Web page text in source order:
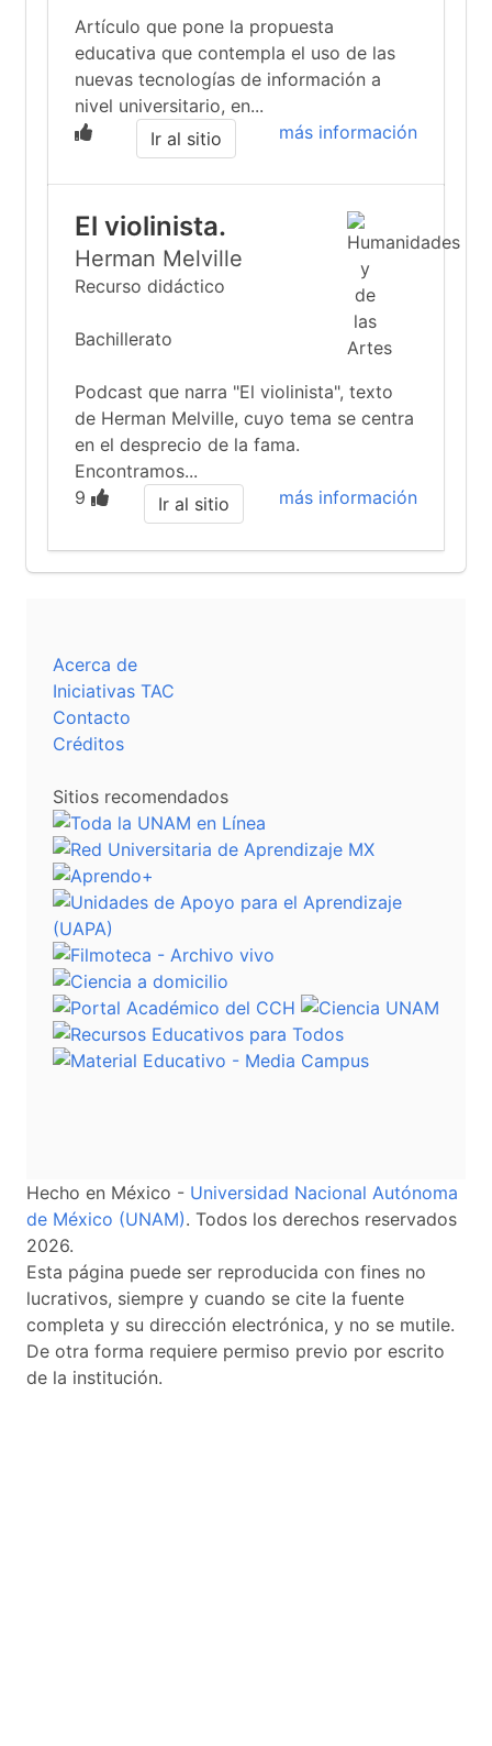
Artículo que pone la propuesta
educativa que contempla el uso de las
nuevas tecnologías de información a
nivel universitario, en...
más información
Ir al sitio
El violinista.
Herman Melville
Recurso didáctico
Bachillerato
Podcast que narra "El violinista", texto
de Herman Melville, cuyo tema se centra
en el desprecio de la fama.
Encontramos...
9
más información
Ir al sitio
Acerca de
Iniciativas TAC
Contacto
Créditos
Sitios recomendados
Hecho en México - Universidad Nacional Autónoma
de México (UNAM). Todos los derechos reservados
2026.
Esta página puede ser reproducida con fines no
lucrativos, siempre y cuando se cite la fuente
completa y su dirección electrónica, y no se mutile.
De otra forma requiere permiso previo por escrito
de la institución.